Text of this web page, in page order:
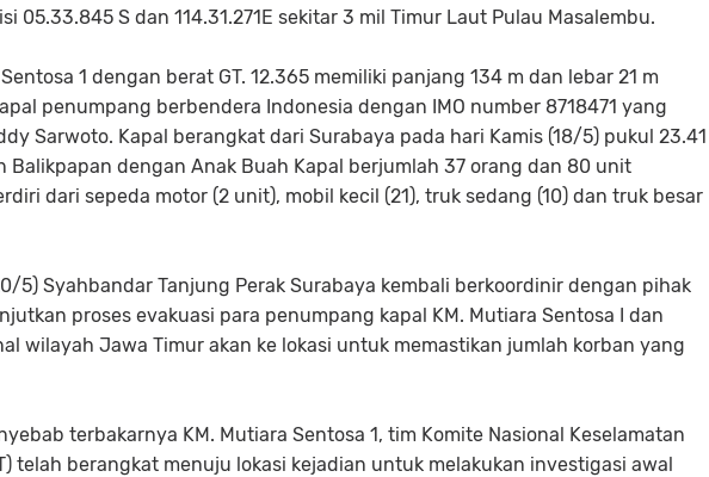
05.33.845 S dan 114.31.271E sekitar 3 mil Timur Laut Pulau Masalembu.
1 dengan berat GT. 12.365 memiliki panjang 134 m dan lebar 21 m
penumpang berbendera Indonesia dengan IMO number 8718471 yang
Sarwoto. Kapal berangkat dari Surabaya pada hari Kamis (18/5) pukul 23.41
Balikpapan dengan Anak Buah Kapal berjumlah 37 orang dan 80 unit
dari sepeda motor (2 unit), mobil kecil (21), truk sedang (10) dan truk besar
5) Syahbandar Tanjung Perak Surabaya kembali berkoordinir dengan pihak
proses evakuasi para penumpang kapal KM. Mutiara Sentosa I dan
wilayah Jawa Timur akan ke lokasi untuk memastikan jumlah korban yang
terbakarnya KM. Mutiara Sentosa 1, tim Komite Nasional Keselamatan
telah berangkat menuju lokasi kejadian untuk melakukan investigasi awal